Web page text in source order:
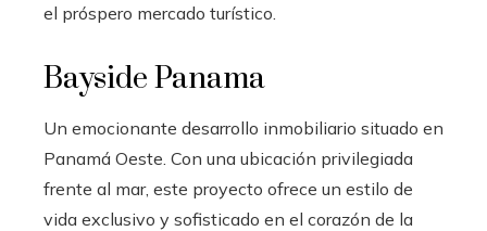
el próspero mercado turístico.
Bayside Panama
Un emocionante desarrollo inmobiliario situado en
Panamá Oeste. Con una ubicación privilegiada
frente al mar, este proyecto ofrece un estilo de
vida exclusivo y sofisticado en el corazón de la